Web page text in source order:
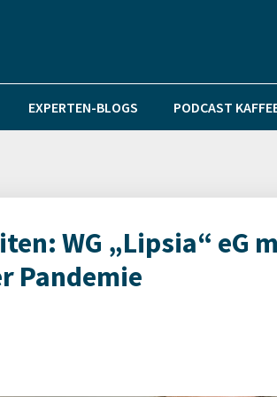
EXPERTEN-BLOGS PODCAST
WG „Lipsia“ eG
Pandemie